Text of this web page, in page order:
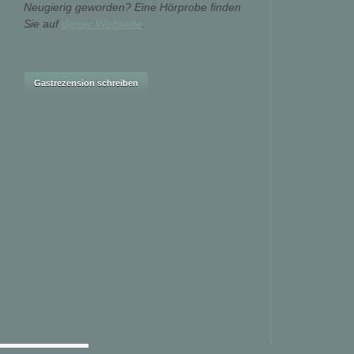
Neugierig geworden? Eine Hörprobe finden
Sie auf